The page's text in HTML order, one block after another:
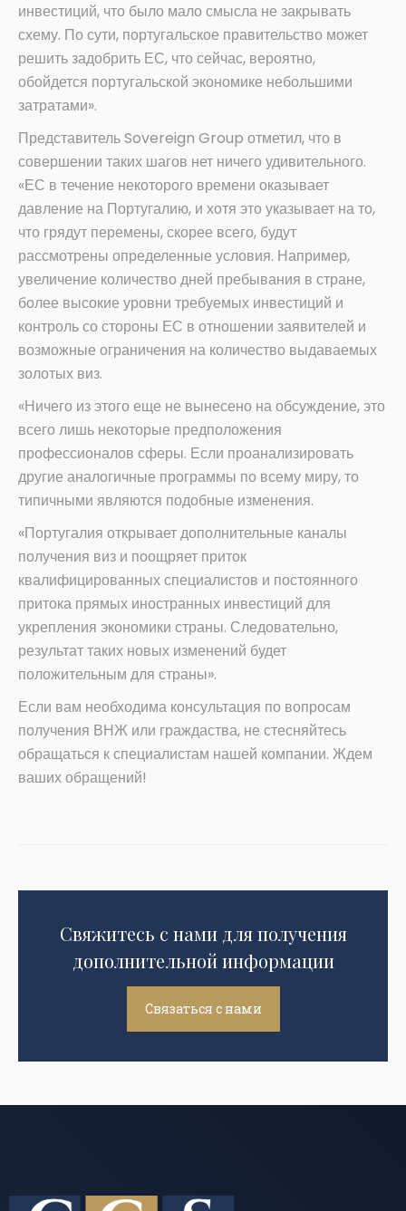
инвестиций, что было мало смысла не закрывать
схему. По сути, португальское правительство может
решить задобрить ЕС, что сейчас, вероятно,
обойдется португальской экономике небольшими
затратами».
Представитель Sovereign Group отметил, что в
совершении таких шагов нет ничего удивительного.
«ЕС в течение некоторого времени оказывает
давление на Португалию, и хотя это указывает на то,
что грядут перемены, скорее всего, будут
рассмотрены определенные условия. Например,
увеличение количество дней пребывания в стране,
более высокие уровни требуемых инвестиций и
контроль со стороны ЕС в отношении заявителей и
возможные ограничения на количество выдаваемых
золотых виз.
«Ничего из этого еще не вынесено на обсуждение, это
всего лишь некоторые предположения
профессионалов сферы. Если проанализировать
другие аналогичные программы по всему миру, то
типичными являются подобные изменения.
«Португалия открывает дополнительные каналы
получения виз и поощряет приток
квалифицированных специалистов и постоянного
притока прямых иностранных инвестиций для
укрепления экономики страны. Следовательно,
результат таких новых изменений будет
положительным для страны».
Если вам необходима консультация по вопросам
получения ВНЖ или граждаства, не стесняйтесь
обращаться к специалистам нашей компании. Ждем
ваших обращений!
Свяжитесь с нами для получения
дополнительной информации
Связаться с нами